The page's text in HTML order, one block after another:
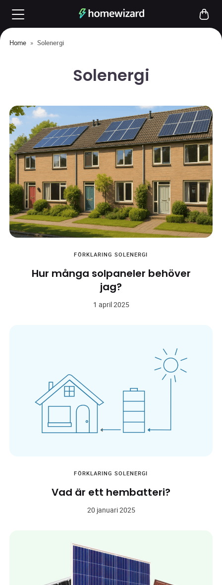
Home » Solenergi
Solenergi
FÖRKLARING SOLENERGI
Hur många solpaneler behöver
jag?
1 april 2025
FÖRKLARING SOLENERGI
Vad är ett hembatteri?
20 januari 2025